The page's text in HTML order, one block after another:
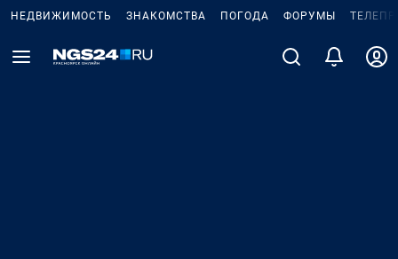
НЕДВИЖИМОСТЬ ЗНАКОМСТВА ПОГОДА ФОРУМЫ